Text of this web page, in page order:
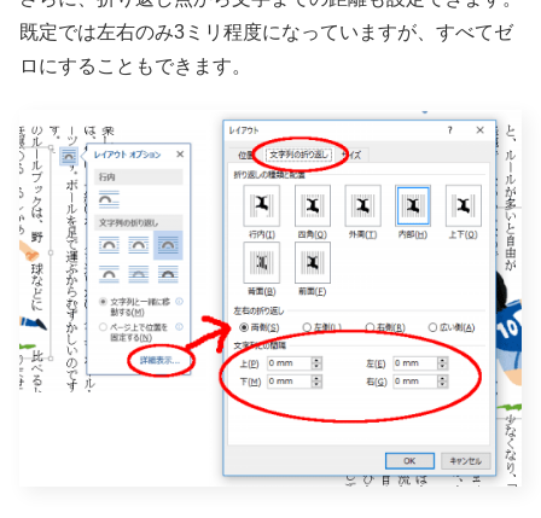
既定では左右のみ3ミリ程度になっていますが、すべてゼ
ロにすることもできます。